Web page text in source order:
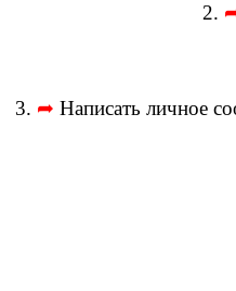
2.
3. ➦ Написать личное